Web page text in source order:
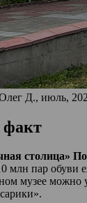
Д., июль,
столица»
млн пар обуви
музее можно